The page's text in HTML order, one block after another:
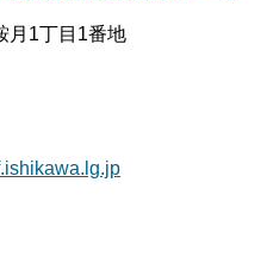
月1丁目1番地